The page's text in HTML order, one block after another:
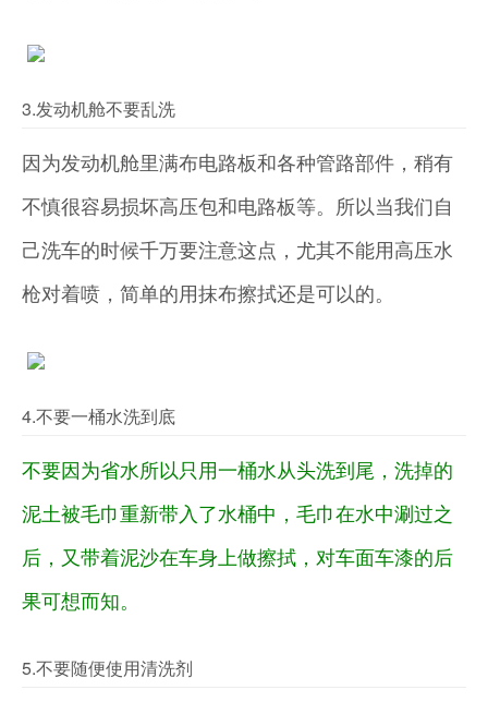
3.发动机舱不要乱洗
因为发动机舱里满布电路板和各种管路部件，稍有
不慎很容易损坏高压包和电路板等。所以当我们自
己洗车的时候千万要注意这点，尤其不能用高压水
枪对着喷，简单的用抹布擦拭还是可以的。
4.不要一桶水洗到底
不要因为省水所以只用一桶水从头洗到尾，洗掉的
泥土被毛巾重新带入了水桶中，毛巾在水中涮过之
后，又带着泥沙在车身上做擦拭，对车面车漆的后
果可想而知。
5.不要随便使用清洗剂